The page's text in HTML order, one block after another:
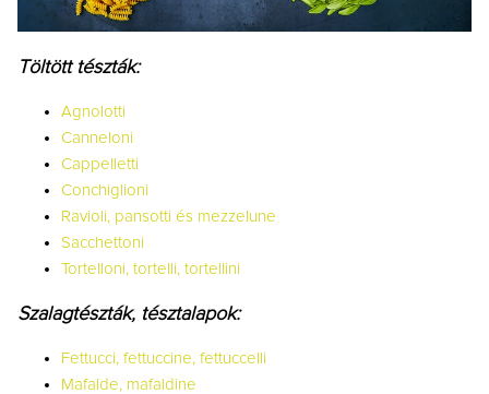
Töltött tészták:
Agnolotti
Canneloni
Cappelletti
Conchiglioni
Ravioli, pansotti és mezzelune
Sacchettoni
Tortelloni, tortelli, tortellini
Szalagtészták, tésztalapok:
Fettucci, fettuccine, fettuccelli
Mafalde, mafaldine